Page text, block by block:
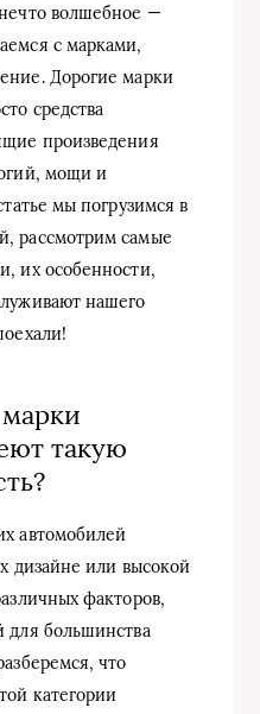
волшебное —
с марками,
Дорогие марки
средства
произведения
мощи и
мы погрузимся в
рассмотрим самые
их особенности,
нашего
такую
автомобилей
дизайне или высокой
факторов,
для большинства
что
категории